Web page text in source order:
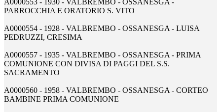
A0000553 - 1930 - VALBREMBO - OSSANESGA -
PARROCCHIA E ORATORIO S. VITO
A0000554 - 1928 - VALBREMBO - OSSANESGA - LUISA
PEDRUZZI, CRESIMA
A0000557 - 1935 - VALBREMBO - OSSANESGA - PRIMA
COMUNIONE CON DIVISA DI PAGGI DEL S.S.
SACRAMENTO
A0000560 - 1958 - VALBREMBO - OSSANESGA - CORTEO
BAMBINE PRIMA COMUNIONE